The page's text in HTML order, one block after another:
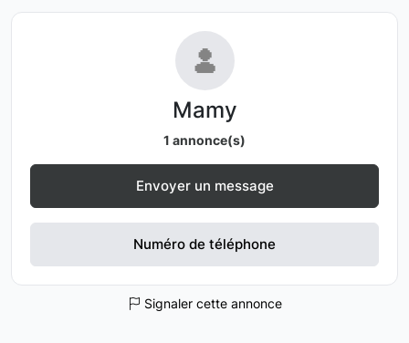
Mamy
1 annonce(s)
Envoyer un message
Numéro de téléphone
Signaler cette annonce